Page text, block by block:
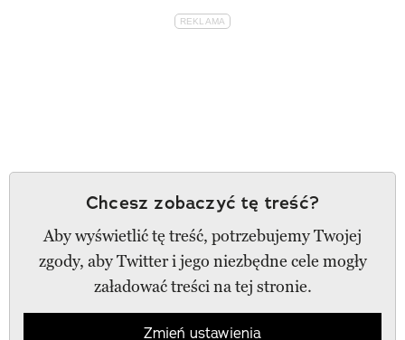
Chcesz zobaczyć tę treść?
Aby wyświetlić tę treść, potrzebujemy Twojej
zgody, aby Twitter i jego niezbędne cele mogły
załadować treści na tej stronie.
Zmień ustawienia